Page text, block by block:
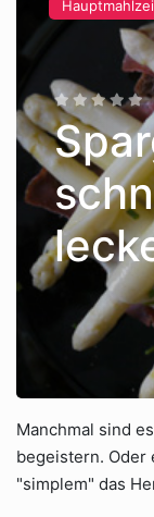
Manchmal sind
begeistern. Oder
"simplem" das